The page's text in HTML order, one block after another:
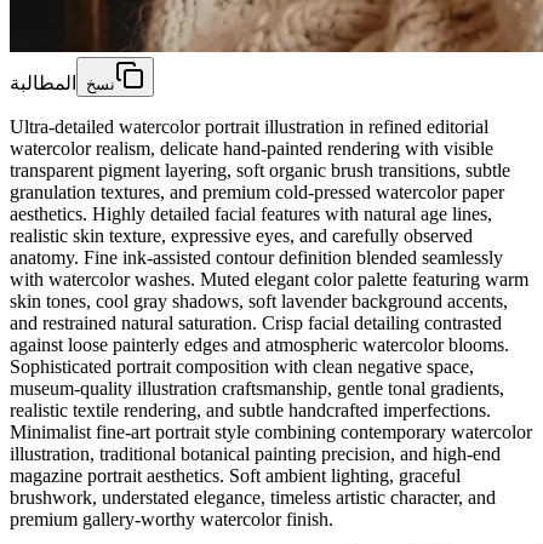
المطالبة نسخ
Ultra-detailed watercolor portrait illustration in refined editorial
watercolor realism, delicate hand-painted rendering with visible
transparent pigment layering, soft organic brush transitions, subtle
granulation textures, and premium cold-pressed watercolor paper
aesthetics. Highly detailed facial features with natural age lines,
realistic skin texture, expressive eyes, and carefully observed
anatomy. Fine ink-assisted contour definition blended seamlessly
with watercolor washes. Muted elegant color palette featuring warm
skin tones, cool gray shadows, soft lavender background accents,
and restrained natural saturation. Crisp facial detailing contrasted
against loose painterly edges and atmospheric watercolor blooms.
Sophisticated portrait composition with clean negative space,
museum-quality illustration craftsmanship, gentle tonal gradients,
realistic textile rendering, and subtle handcrafted imperfections.
Minimalist fine-art portrait style combining contemporary watercolor
illustration, traditional botanical painting precision, and high-end
magazine portrait aesthetics. Soft ambient lighting, graceful
brushwork, understated elegance, timeless artistic character, and
premium gallery-worthy watercolor finish.